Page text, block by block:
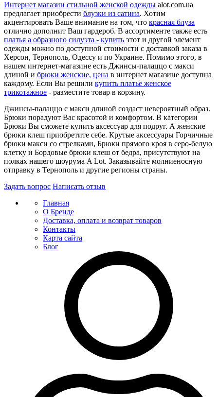
Интернет магазин стильной женской одежды alot.com.ua
предлагает приобрести блузки из сатина. Хотим
акцентировать Ваше внимание на том, что красная блуза
отлично дополнит Ваш гардероб. В ассортименте также есть
платья а образного силуэта - купить этот и другой элемент
одежды можно по доступной стоимости с доставкой заказа в
Херсон, Тернополь, Одессу и по Украине. Помимо этого, в
нашем интернет-магазине есть Джинсы-палаццо с макси
длиной и брюки женские, цена в интернет магазине доступна
каждому. Если Вы решили купить платье женское
трикотажное - разместите товар в корзину.
Джинсы-палаццо с макси длиной создаст невероятный образ.
Брюки порадуют Вас красотой и комфортом. В категории
Брюки Вы сможете купить аксессуар для подруг. А женские
брюки клеш приобретите себе. Крутые аксессуары Горчичные
брюки макси со стрелками, Брюки прямого кроя в серо-белую
клетку и Бордовые брюки клеш от бедра, присутствуют на
полках нашего шоурума A Lot. Заказывайте молниеносную
отправку в Тернополь и другие регионы страны.
Задать вопрос Написать отзыв
Главная
О Бренде
Доставка, оплата и возврат товаров
Контакты
Карта сайта
Блог